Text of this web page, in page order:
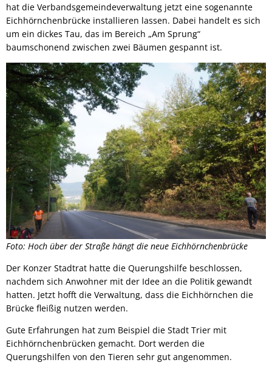
hat die Verbandsgemeindeverwaltung jetzt eine sogenannte
Eichhörnchenbrücke installieren lassen. Dabei handelt es sich
um ein dickes Tau, das im Bereich „Am Sprung“
baumschonend zwischen zwei Bäumen gespannt ist.
Foto: Hoch über der Straße hängt die neue Eichhörnchenbrücke
Der Konzer Stadtrat hatte die Querungshilfe beschlossen,
nachdem sich Anwohner mit der Idee an die Politik gewandt
hatten. Jetzt hofft die Verwaltung, dass die Eichhörnchen die
Brücke fleißig nutzen werden.
Gute Erfahrungen hat zum Beispiel die Stadt Trier mit
Eichhörnchenbrücken gemacht. Dort werden die
Querungshilfen von den Tieren sehr gut angenommen.